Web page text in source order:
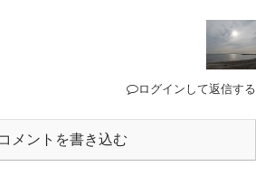
ログインして返信する
コメントを書き込む